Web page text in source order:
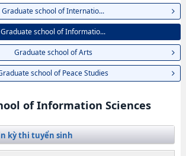
Graduate school of Internatio...
Graduate school of Informatio...
Graduate school of Arts
school of Peace Studies
of Information Sciences
kỳ thi tuyển sinh